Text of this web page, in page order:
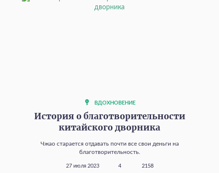
ВДОХНОВЕНИЕ
История о благотворительности
китайского дворника
Чжао старается отдавать почти все свои деньги на
благотворительность.
27 июля 2023 4 2158